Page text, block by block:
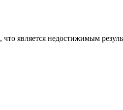
, что является недостижимым